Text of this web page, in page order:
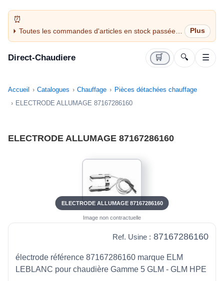
Toutes les commandes d'articles en stock passées
avant 14H sont expédiées le jour même (jours
Direct-Chaudiere 🛒 🔍 ☰
Accueil Catalogues Chauffage
Pièces détachées chauffage
ELECTRODE ALLUMAGE 87167286160
ELECTRODE ALLUMAGE 87167286160
ELECTRODE ALLUMAGE 87167286160
Image non contractuelle
Ref. Usine : 87167286160
électrode référence 87167286160 marque ELM
LEBLANC pour chaudière Gamme 5 GLM - GLM HPE